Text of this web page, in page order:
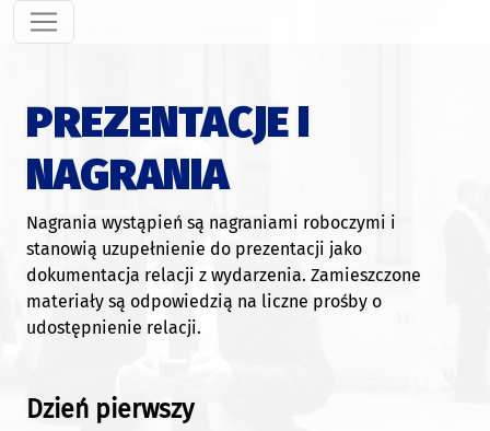
PREZENTACJE I
NAGRANIA
Nagrania wystąpień są nagraniami roboczymi i
stanowią uzupełnienie do prezentacji jako
dokumentacja relacji z wydarzenia. Zamieszczone
materiały są odpowiedzią na liczne prośby o
udostępnienie relacji.
Dzień pierwszy